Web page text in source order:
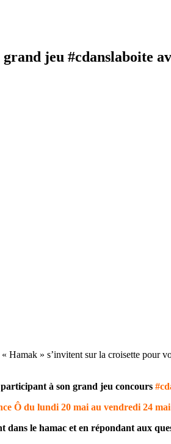
jeu #cdanslaboite
« Hamak » s’invitent sur la croisette pour
à son grand jeu concours
Ô du lundi 20 mai au vendredi 24
le hamac et en répondant aux